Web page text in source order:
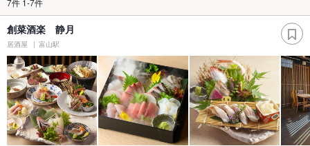
7件 1-7件
創菜酒楽 静月
居酒屋 富山駅